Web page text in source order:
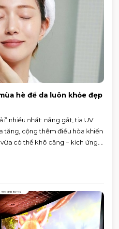
hè để da luôn khỏe đẹp
nhiều nhất: nắng gắt, tia UV
tăng, cộng thêm điều hòa khiến
có thể khô căng – kích ứng.
vừa đủ, dưỡng ẩm nhẹ,
lý mồ hôi thông minh, da sẽ dễ